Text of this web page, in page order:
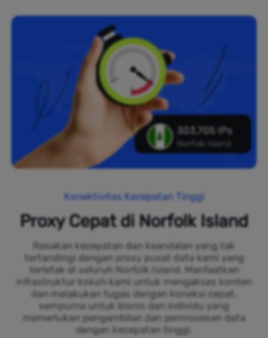
303,705 IPs
Norfolk Island
Konektivitas Kecepatan Tinggi
Proxy Cepat di Norfolk Island
Rasakan kecepatan dan keandalan yang tak
tertandingi dengan proxy pusat data kami yang
terletak di seluruh Norfolk Island. Manfaatkan
infrastruktur kokoh kami untuk mengakses konten
dan melakukan tugas dengan koneksi cepat,
sempurna untuk bisnis dan individu yang
memerlukan pengambilan dan pemrosesan data
dengan kecepatan tinggi.